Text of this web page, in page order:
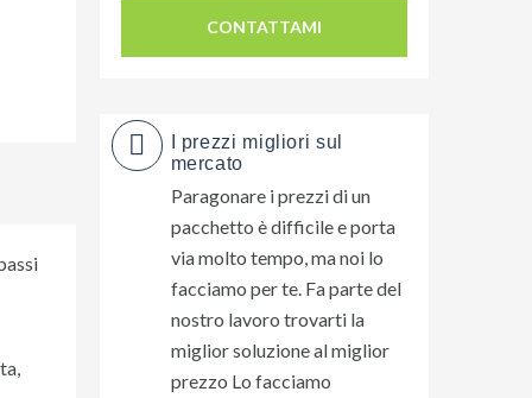
CONTATTAMI
I prezzi migliori sul
mercato
Paragonare i prezzi di un
pacchetto è difficile e porta
via molto tempo, ma noi lo
facciamo per te. Fa parte del
nostro lavoro trovarti la
miglior soluzione al miglior
prezzo Lo facciamo